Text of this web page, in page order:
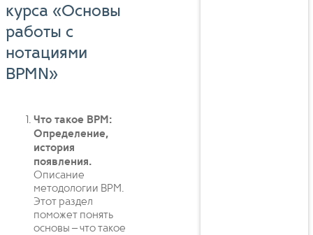
курса «Основы
работы с
нотациями
BPMN»
Что такое BPM:
Определение,
история
появления.
Описание
методологии BPM.
Этот раздел
поможет понять
основы – что такое